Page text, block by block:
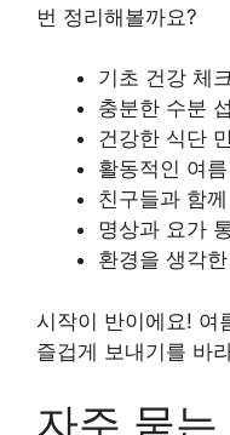
번 정리해볼까요?
기초 건강 체
충분한 수분
건강한 식단
활동적인 여
친구들과 함
명상과 요가
환경을 생각
시작이 반이에요! 여
즐겁게 보내기를 바
자주 묻